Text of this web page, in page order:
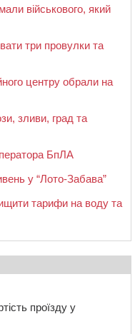
військового, який
три провулки та
центру обрали на
зливи, град та
БпЛА
у “Лото-Забава”
тарифи на воду та
проїзду у